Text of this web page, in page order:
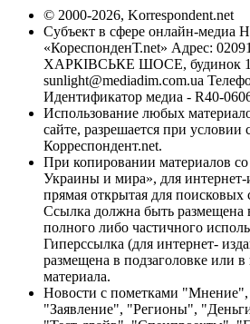
© 2000-2026, Korrespondent.net
Субъект в сфере онлайн-медиа
«КореспонденТ.net» Адрес:
ХАРКІВСЬКЕ ШОСЕ, будинок
sunlight@mediadim.com.ua
Идентификатор медиа - R40-
Использование любых
сайте, разрешается при условии
Корреспондент.net.
При копировании материалов
Украины и мира», для интернет-
прямая открытая для поисковых
Ссылка должна быть размещена
полного либо частичного
Гиперссылка (для интернет-
размещена в подзаголовке или в
материала.
Новости с пометками "Мнение",
"Заявление", "Регионы",